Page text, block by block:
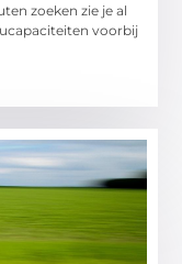
zoeken zie je al
voorbij